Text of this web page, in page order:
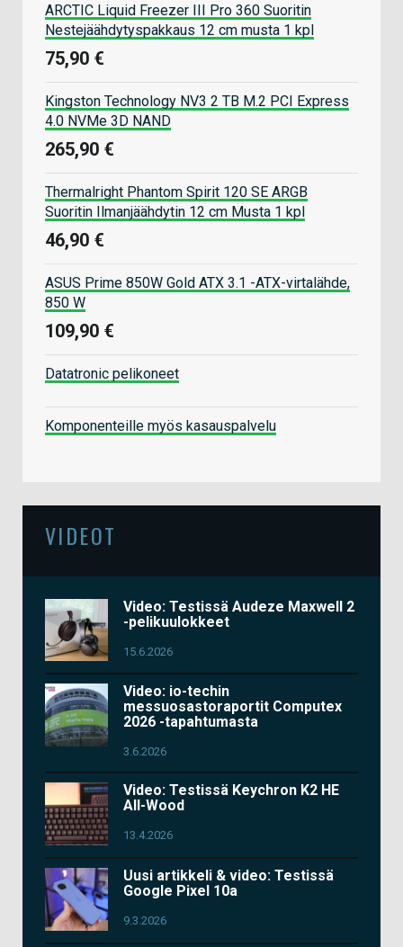
ARCTIC Liquid Freezer III Pro 360 Suoritin
Nestejäähdytyspakkaus 12 cm musta 1 kpl
75,90 €
Kingston Technology NV3 2 TB M.2 PCI Express
4.0 NVMe 3D NAND
265,90 €
Thermalright Phantom Spirit 120 SE ARGB
Suoritin Ilmanjäähdytin 12 cm Musta 1 kpl
46,90 €
ASUS Prime 850W Gold ATX 3.1 -ATX-virtalähde,
850 W
109,90 €
Datatronic pelikoneet
Komponenteille myös kasauspalvelu
VIDEOT
Video: Testissä Audeze Maxwell 2
-pelikuulokkeet
15.6.2026
Video: io-techin
messuosastoraportit Computex
2026 -tapahtumasta
3.6.2026
Video: Testissä Keychron K2 HE
All-Wood
13.4.2026
Uusi artikkeli & video: Testissä
Google Pixel 10a
9.3.2026